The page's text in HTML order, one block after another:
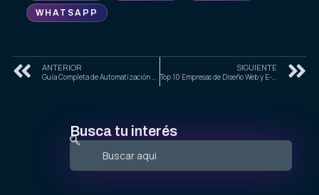
WHATSAPP
ANTERIOR
Guía Completa de Automatización de Flujos de Trabajo con IA para Empresas en Ciudad de México, Guadalajara y Monterrey
SIGUIENTE
Top 10 Empresas de Diseño Web y E-Commerce en Ciudad de México para Empresas en 2025
Busca tu interés